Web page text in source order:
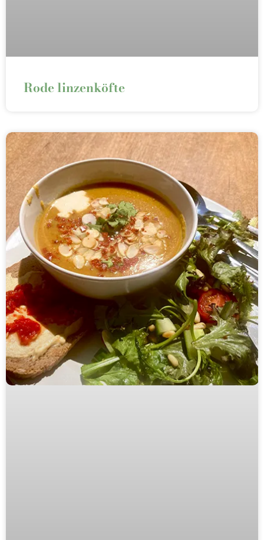
Rode linzenköfte